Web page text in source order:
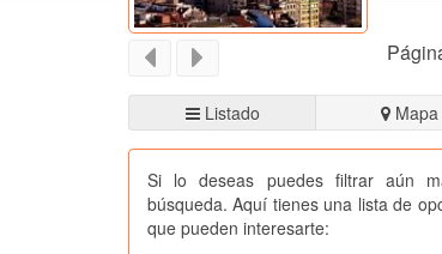
Listado Mapa
Si lo deseas puedes filtrar aún
búsqueda. Aquí tienes una lista de
que pueden interesarte: